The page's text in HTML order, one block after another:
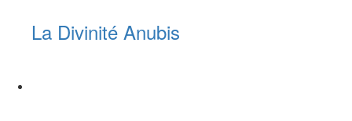
La Divinité Anubis